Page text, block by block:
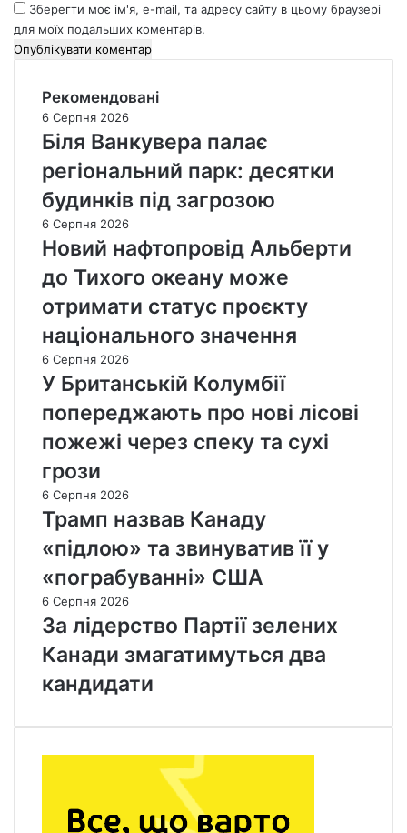
Зберегти моє ім'я, e-mail, та адресу сайту в цьому браузері
для моїх подальших коментарів.
Рекомендовані
6 Серпня 2026
Біля Ванкувера палає
регіональний парк: десятки
будинків під загрозою
6 Серпня 2026
Новий нафтопровід Альберти
до Тихого океану може
отримати статус проєкту
національного значення
6 Серпня 2026
У Британській Колумбії
попереджають про нові лісові
пожежі через спеку та сухі
грози
6 Серпня 2026
Трамп назвав Канаду
«підлою» та звинуватив її у
«пограбуванні» США
6 Серпня 2026
За лідерство Партії зелених
Канади змагатимуться два
кандидати